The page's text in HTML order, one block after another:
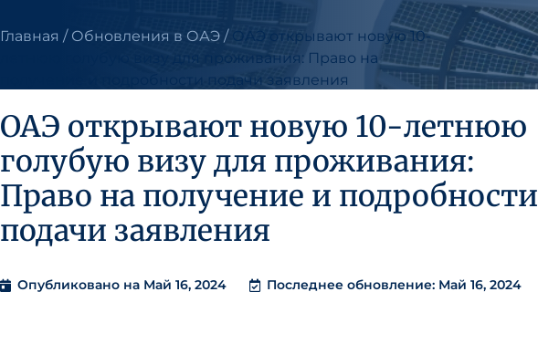
Главная / Обновления в ОАЭ / ОАЭ открывают новую 10-
летнюю голубую визу для проживания: Право на
получение и подробности подачи заявления
ОАЭ открывают новую 10-летнюю
голубую визу для проживания:
Право на получение и подробности
подачи заявления
Опубликовано на Май 16, 2024 Последнее обновление: Май 16, 2024